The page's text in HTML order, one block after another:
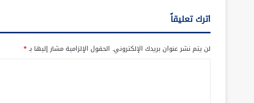
اترك تعليقاً
لن يتم نشر عنوان بريدك الإلكتروني. الحقول الإلزامية مشار إليها بـ*